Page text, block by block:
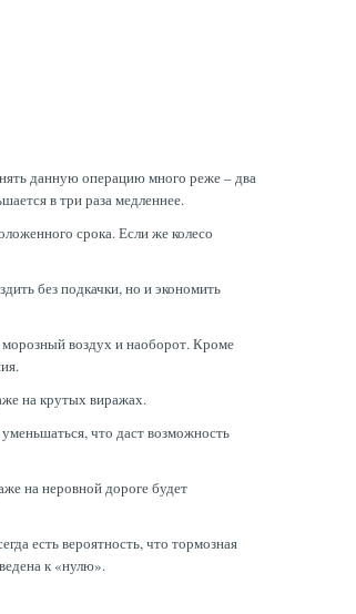
данную операцию много реже – два
в три раза медленнее.
срока. Если же колесо
без подкачки, но и экономить
морозный воздух и наоборот. Кроме
на крутых виражах.
что даст возможность
на неровной дороге будет
есть вероятность, что тормозная
к «нулю».